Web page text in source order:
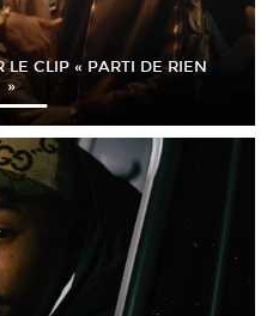
LE CLIP « PARTI DE RIEN
»